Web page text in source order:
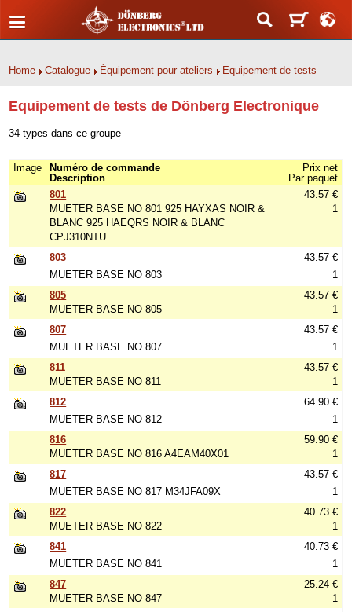
Home Catalogue Équipement pour ateliers Equipement de tests
Equipement de tests de Dönberg Electronique
34 types dans ce groupe
Image
Numéro de commande
Description
Prix net
Par paquet
801
MUETER BASE NO 801 925 HAYXAS NOIR &
BLANC 925 HAEQRS NOIR & BLANC
CPJ310NTU
43.57 €
1
803
MUETER BASE NO 803
43.57 €
1
805
MUETER BASE NO 805
43.57 €
1
807
MUETER BASE NO 807
43.57 €
1
811
MUETER BASE NO 811
43.57 €
1
812
MUETER BASE NO 812
64.90 €
1
816
MUETER BASE NO 816 A4EAM40X01
59.90 €
1
817
MUETER BASE NO 817 M34JFA09X
43.57 €
1
822
MUETER BASE NO 822
40.73 €
1
841
MUETER BASE NO 841
40.73 €
1
847
MUETER BASE NO 847
25.24 €
1